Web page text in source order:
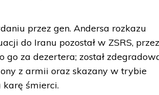
przez gen. Andersa rozkazu
do Iranu pozostał w ZSRS,
go za dezertera; został
z armii oraz skazany w trybie
karę śmierci.